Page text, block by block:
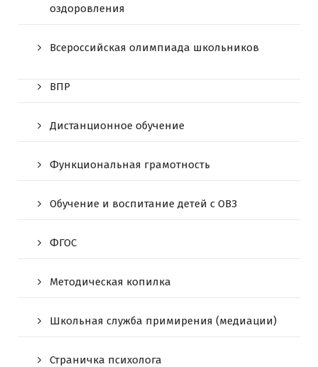
оздоровления
Всероссийская олимпиада школьников
ВПР
Дистанционное обучение
Функциональная грамотность
Обучение и воспитание детей с ОВЗ
ФГОС
Методическая копилка
Школьная служба примирения (медиации)
Страничка психолога